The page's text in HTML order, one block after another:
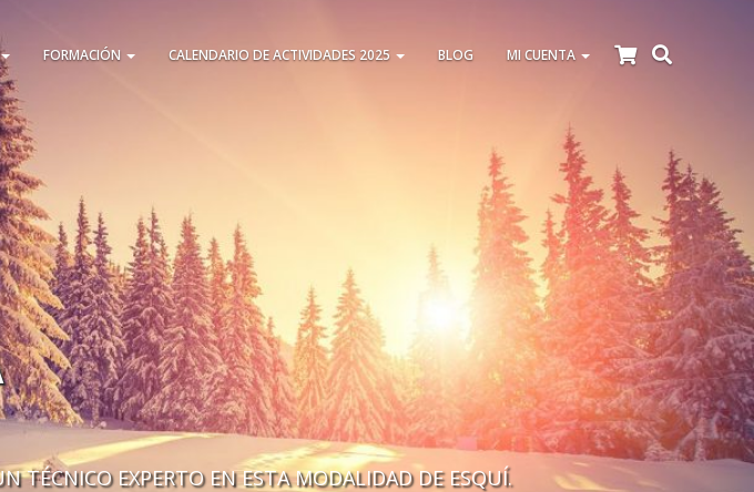
FORMACIÓN CALENDARIO DE ACTIVIDADES 2025 BLOG MI CUENTA
TÉCNICO EXPERTO EN ESTA MODALIDAD DE ESQUÍ.